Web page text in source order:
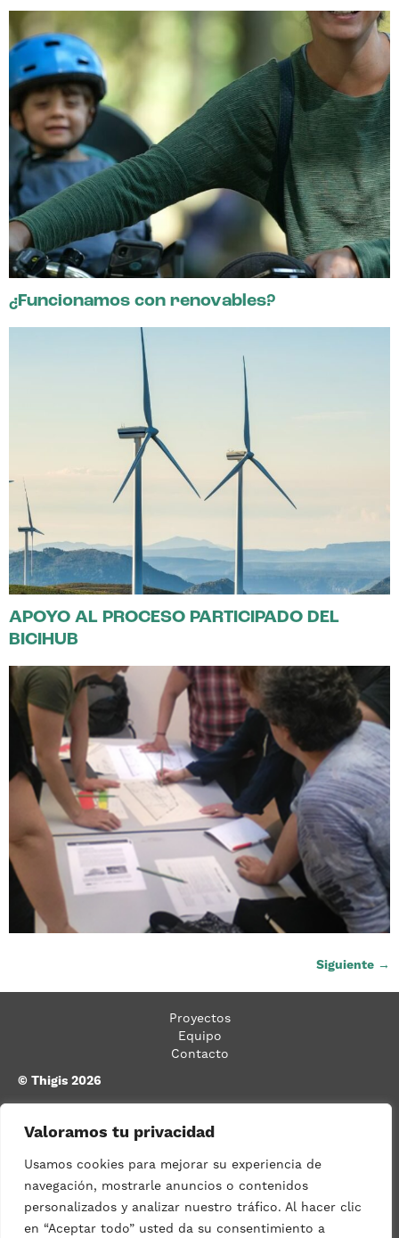
Valoramos tu privacidad
Usamos cookies para mejorar su experiencia de
navegación, mostrarle anuncios o contenidos
personalizados y analizar nuestro tráfico. Al hacer clic
en “Aceptar todo” usted da su consentimiento a
¿Funcionamos con renovables?
APOYO AL PROCESO PARTICIPADO DEL
BICIHUB
Siguiente →
Proyectos
Equipo
Contacto
© Thigis 2026
08026 Barcelona
93 533 03 08
info@thigis.com
Política de privacidadCondiciones de uso
Política de cookies Accesibilidad